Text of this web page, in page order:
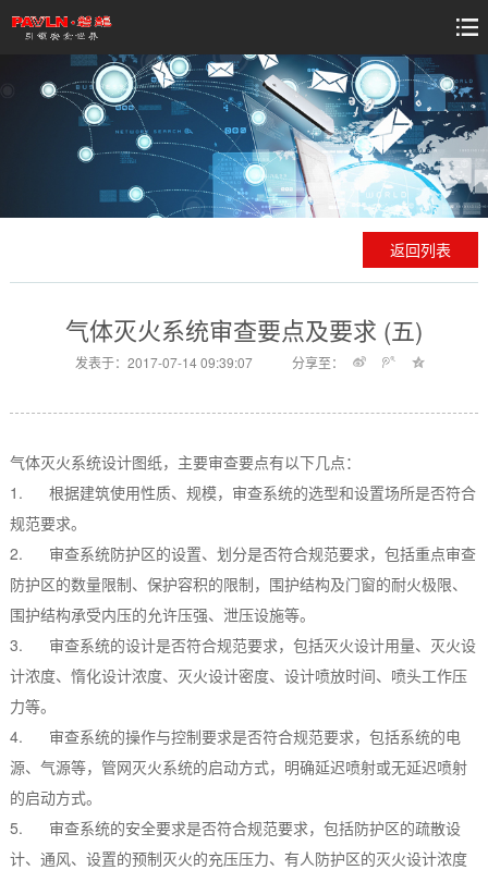
返回列表
气体灭火系统审查要点及要求 (五)
发表于：2017-07-14 09:39:07 分享至：
气体灭火系统设计图纸，主要审查要点有以下几点：
1. 根据建筑使用性质、规模，审查系统的选型和设置场所是否符合
规范要求。
2. 审查系统防护区的设置、划分是否符合规范要求，包括重点审查
防护区的数量限制、保护容积的限制，围护结构及门窗的耐火极限、
围护结构承受内压的允许压强、泄压设施等。
3. 审查系统的设计是否符合规范要求，包括灭火设计用量、灭火设
计浓度、惰化设计浓度、灭火设计密度、设计喷放时间、喷头工作压
力等。
4. 审查系统的操作与控制要求是否符合规范要求，包括系统的电
源、气源等，管网灭火系统的启动方式，明确延迟喷射或无延迟喷射
的启动方式。
5. 审查系统的安全要求是否符合规范要求，包括防护区的疏散设
计、通风、设置的预制灭火的充压压力、有人防护区的灭火设计浓度